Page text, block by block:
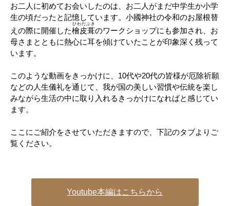
お二人に初めてお会いしたのは、お二人がまだ中学生か小学
生の頃だったと記憶しています。小國神社の令和のお屋根替
えの際に開催した檜皮葺
ひわだぶき
のワークショップにも参加され、お
母さまとともに熱心に耳を傾けていたことが印象深く残って
います。
このような動画をきっかけに、10代や20代の皆様が厄除祈願
などの人生儀礼を通じて、我が国の美しい習慣や伝統を楽し
みながら生活の中に取り入れるきっかけになればと感じてい
ます。
ここにご紹介をさせていただきますので、下記のタブよりご
覧ください。
Youtube本編はこちらから